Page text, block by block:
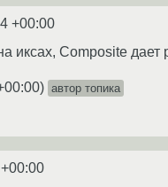
+00:00
иксах, Composite
) автор топика